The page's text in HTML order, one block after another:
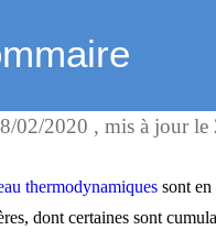
Les aides
chauffe-eau
02/2020 , mis à jour le
thermodynamiques sont
dont certaines sont